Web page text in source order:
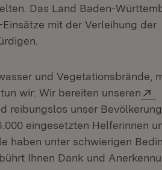
Das Land Baden-
mit der Verleihung der
und Vegetationsbrände,
wir: Wir bereiten unseren
reibungslos unser
eingesetzten Helferinnen
haben unter schwierigen
Ihnen Dank und